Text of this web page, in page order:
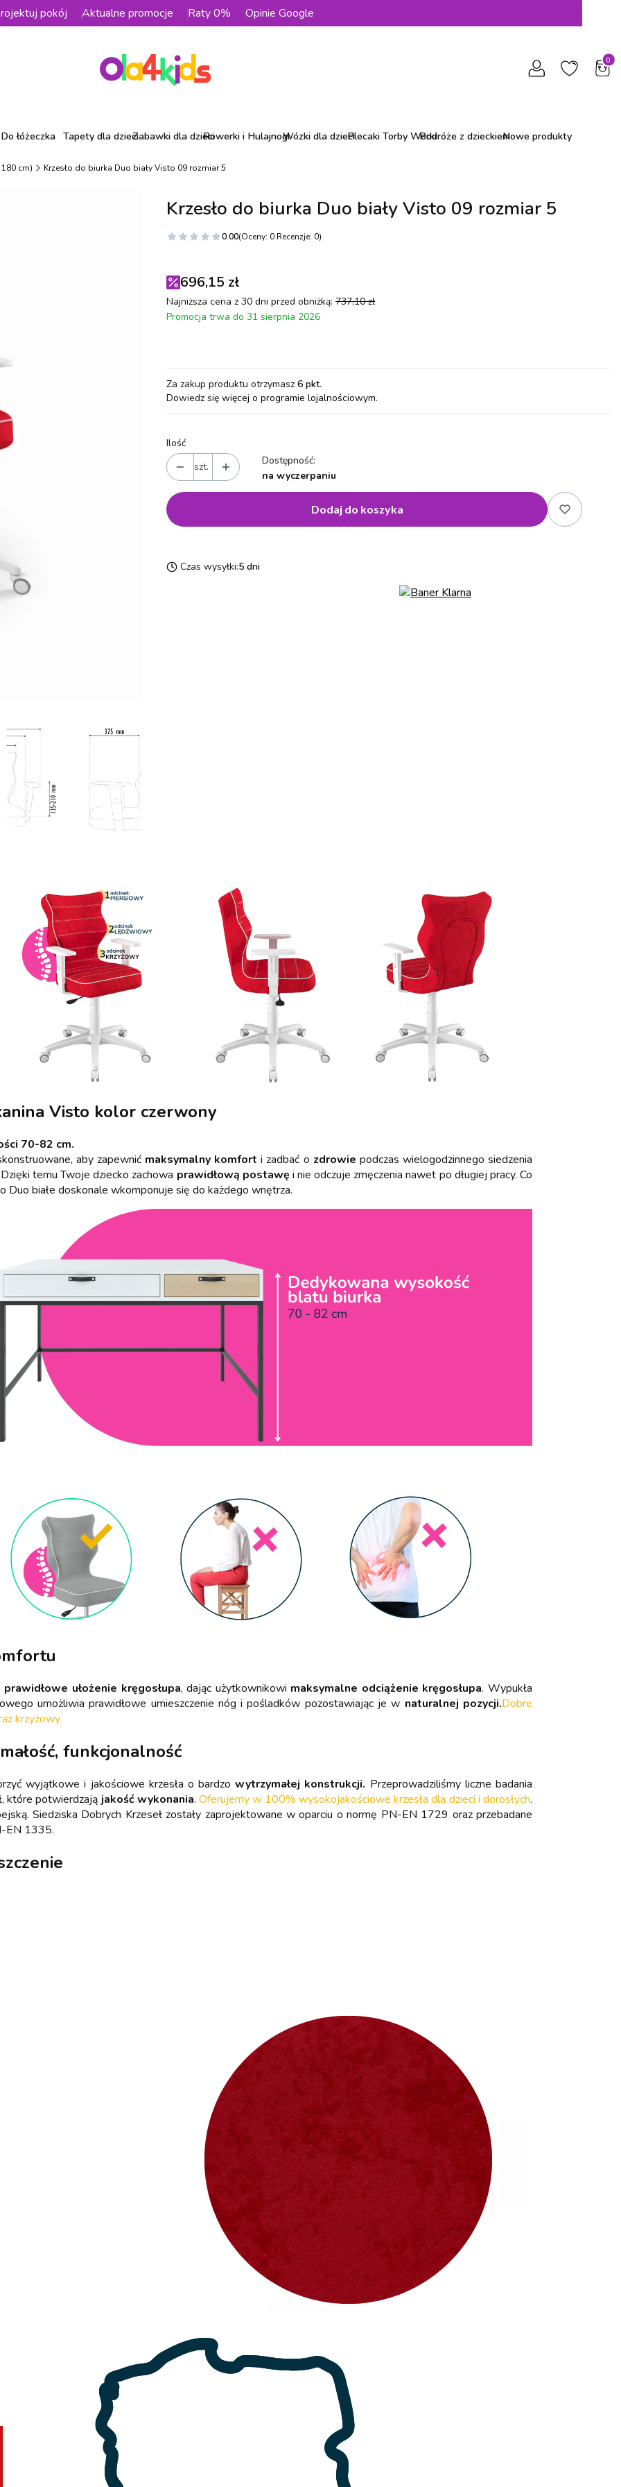
pokój Aktualne promocje Raty 0% Opinie Google
Do łóżeczka Tapety dla dzieciZabawki dla dzieciRowerki i HulajnogiWózki dla dzieciPlecaki Torby WorkiPodróże z dzieckiemNowe produkty
cm) Krzesło do biurka Duo biały Visto 09 rozmiar 5
Krzesło do biurka Duo biały Visto 09 rozmiar 5
0.00(Oceny: 0 Recenzje: 0)
696,15 zł
Najniższa cena z 30 dni przed obniżką: 737,10 zł
Promocja trwa do 31 sierpnia 2026
Za zakup produktu otrzymasz 6 pkt.
Dowiedz się więcej o programie lojalnościowym.
Ilość
szt.
Dostępność:
na wyczerpaniu
Dodaj do koszyka
Czas wysyłki:5 dni
Visto kolor czerwony
70-82 cm.
aby zapewnić maksymalny komfort i zadbać o zdrowie podczas wielogodzinnego siedzenia
temu Twoje dziecko zachowa prawidłową postawę i nie odczuje zmęczenia nawet po długiej pracy. Co
Duo białe doskonale wkomponuje się do każdego wnętrza.
prawidłowe ułożenie kręgosłupa, dając użytkownikowi maksymalne odciążenie kręgosłupa. Wypukła
umożliwia prawidłowe umieszczenie nóg i pośladków pozostawiając je w naturalnej pozycji.Dobre
krzyżowy.
funkcjonalność
wyjątkowe i jakościowe krzesła o bardzowytrzymałej konstrukcji. Przeprowadziliśmy liczne badania
które potwierdzają jakość wykonania. Oferujemy w 100% wysokojakościowe krzesła dla dzieci i dorosłych.
Siedziska Dobrych Krzeseł zostały zaprojektowane w oparciu o normę PN-EN 1729 oraz przebadane
EN 1335.